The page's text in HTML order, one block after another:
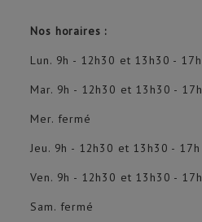
Nos horaires :
Lun. 9h - 12h30 et 13h30 - 17h
Mar. 9h - 12h30 et 13h30 - 17h
Mer. fermé
Jeu. 9h - 12h30 et 13h30 - 17h
Ven. 9h - 12h30 et 13h30 - 17h
Sam. fermé